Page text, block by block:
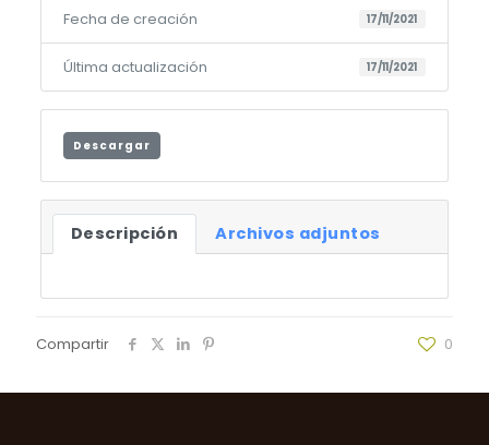
Fecha de creación 17/11/2021
Última actualización 17/11/2021
Descargar
Descripción Archivos adjuntos
Compartir 0